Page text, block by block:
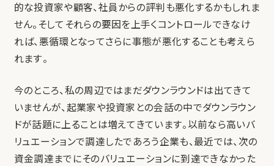
的な投資家や顧客、社員からの評判も悪化するかもしれま
せん。そしてそれらの要因を上手くコントロールできなけ
れば、悪循環となってさらに事態が悪化することも考えら
れます。
今のところ、私の周辺ではまだダウンラウンドは出てきて
いませんが、起業家や投資家との会話の中でダウンラウン
ドが話題に上ることは増えてきています。以前なら高いバ
リュエーションで調達したであろう企業も、最近では、次の
資金調達までにそのバリュエーションに到達できなかった